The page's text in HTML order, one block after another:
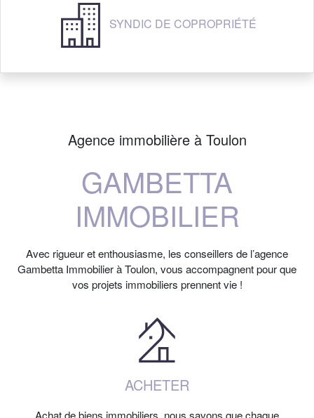
SYNDIC DE COPROPRIÉTÉ
Agence immobilière à Toulon
GAMBETTA
IMMOBILIER
Avec rigueur et enthousiasme, les conseillers de l’agence
Gambetta Immobilier à Toulon, vous accompagnent pour que
vos projets immobiliers prennent vie !
ACHETER
Achat de biens immobiliers, nous savons que chaque